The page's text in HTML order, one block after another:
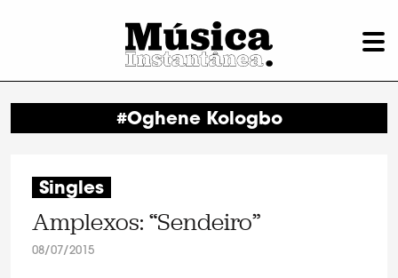
#Oghene Kologbo
Singles
Amplexos: “Sendeiro”
08/07/2015